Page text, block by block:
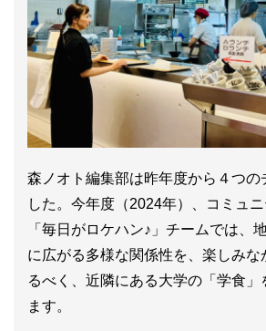
森ノオト編集部は昨年度から４つの
した。今年度（2024年）、コミュ
「毎日がロケハン♪」チームでは、
に広がる多様な関係性を、楽しみな
るべく、近隣にある大学の「学食」
ます。